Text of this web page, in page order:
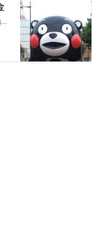
今回の熊本を震源とする地震で被災された皆さままだまだ余震も続き大変な時間を過ごされていると思います。心よりお見舞い申し上げます